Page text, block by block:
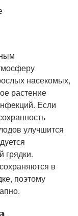
насекомых,
растение
Если
улучшится
грядки.
в
поэтому